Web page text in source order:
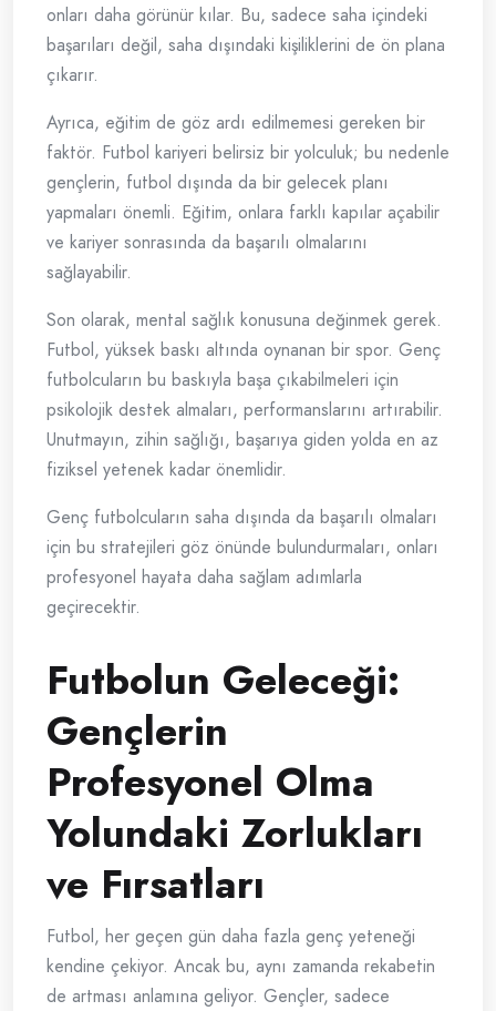
onları daha görünür kılar. Bu, sadece saha içindeki
başarıları değil, saha dışındaki kişiliklerini de ön plana
çıkarır.
Ayrıca, eğitim de göz ardı edilmemesi gereken bir
faktör. Futbol kariyeri belirsiz bir yolculuk; bu nedenle
gençlerin, futbol dışında da bir gelecek planı
yapmaları önemli. Eğitim, onlara farklı kapılar açabilir
ve kariyer sonrasında da başarılı olmalarını
sağlayabilir.
Son olarak, mental sağlık konusuna değinmek gerek.
Futbol, yüksek baskı altında oynanan bir spor. Genç
futbolcuların bu baskıyla başa çıkabilmeleri için
psikolojik destek almaları, performanslarını artırabilir.
Unutmayın, zihin sağlığı, başarıya giden yolda en az
fiziksel yetenek kadar önemlidir.
Genç futbolcuların saha dışında da başarılı olmaları
için bu stratejileri göz önünde bulundurmaları, onları
profesyonel hayata daha sağlam adımlarla
geçirecektir.
Futbolun Geleceği:
Gençlerin
Profesyonel Olma
Yolundaki Zorlukları
ve Fırsatları
Futbol, her geçen gün daha fazla genç yeteneği
kendine çekiyor. Ancak bu, aynı zamanda rekabetin
de artması anlamına geliyor. Gençler, sadece